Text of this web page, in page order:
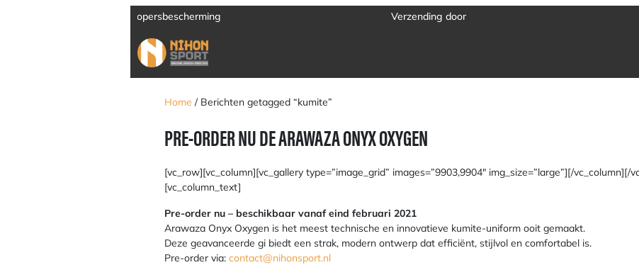
Verzending door heel Europa
Home / Berichten getagged “kumite”
PRE-ORDER NU DE ARAWAZA ONYX OXYGEN
[vc_row][vc_column][vc_gallery type=”image_grid” images=”9903,9904″ img_size=”large”][/vc_column][/
[vc_column_text]
Pre-order nu – beschikbaar vanaf eind februari 2021
Arawaza Onyx Oxygen is het meest technische en innovatieve kumite-uniform ooit gemaakt.
Deze geavanceerde gi biedt een strak, modern ontwerp dat efficiënt, stijlvol en comfortabel is.
Pre-order via: contact@nihonsport.nl